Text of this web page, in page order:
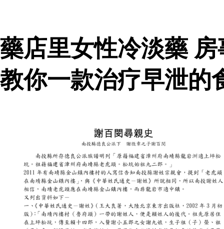
藥店里女性冷淡藥
教你一款治疗早泄的